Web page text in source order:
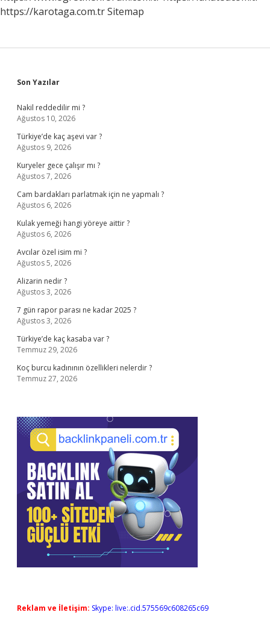
https://karotaga.com.trSitemap
Sidebar
Son Yazılar
Nakil reddedilir mi ?
Ağustos 10, 2026
Türkiye’de kaç aşevi var ?
Ağustos 9, 2026
Kuryeler gece çalışır mı ?
Ağustos 7, 2026
Cam bardakları parlatmak için ne yapmalı ?
Ağustos 6, 2026
Kulak yemeği hangi yöreye aittir ?
Ağustos 6, 2026
Avcılar özel isim mi ?
Ağustos 5, 2026
Alizarin nedir ?
Ağustos 3, 2026
7 gün rapor parası ne kadar 2025 ?
Ağustos 3, 2026
Türkiye’de kaç kasaba var ?
Temmuz 29, 2026
Koç burcu kadınının özellikleri nelerdir ?
Temmuz 27, 2026
Reklam ve İletişim: Skype: live:.cid.575569c608265c69